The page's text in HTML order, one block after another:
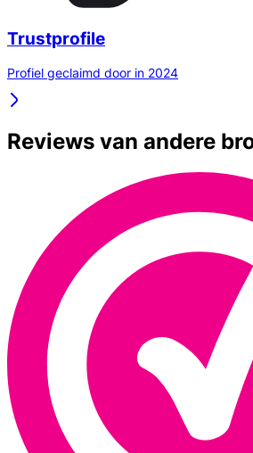
Trustprofile
Profiel geclaimd door in 2024
Reviews van andere